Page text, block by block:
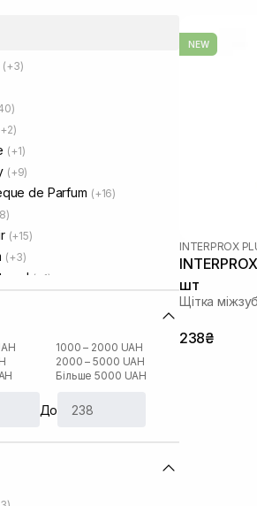
(+3)
(+1)
(+9)
de Parfum (+16)
(+15)
(+3)
(+1)
Zone (+6)1000 – 2000 UAH
2000 – 5000 UAH
Більше 5000 UAH
До
NEW
INTERPROX
шт
Щітка
238₴